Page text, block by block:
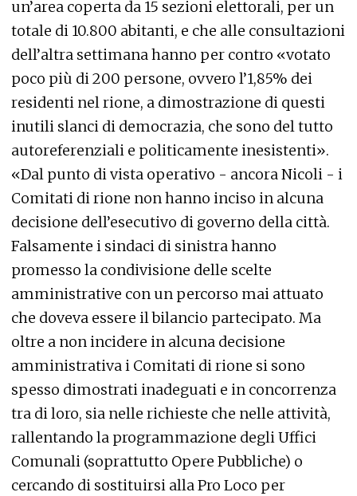
un’area coperta da 15 sezioni elettorali, per un
totale di 10.800 abitanti, e che alle consultazioni
dell’altra settimana hanno per contro «votato
poco più di 200 persone, ovvero l’1,85% dei
residenti nel rione, a dimostrazione di questi
inutili slanci di democrazia, che sono del tutto
autoreferenziali e politicamente inesistenti».
«Dal punto di vista operativo - ancora Nicoli - i
Comitati di rione non hanno inciso in alcuna
decisione dell’esecutivo di governo della città.
Falsamente i sindaci di sinistra hanno
promesso la condivisione delle scelte
amministrative con un percorso mai attuato
che doveva essere il bilancio partecipato. Ma
oltre a non incidere in alcuna decisione
amministrativa i Comitati di rione si sono
spesso dimostrati inadeguati e in concorrenza
tra di loro, sia nelle richieste che nelle attività,
rallentando la programmazione degli Uffici
Comunali (soprattutto Opere Pubbliche) o
cercando di sostituirsi alla Pro Loco per